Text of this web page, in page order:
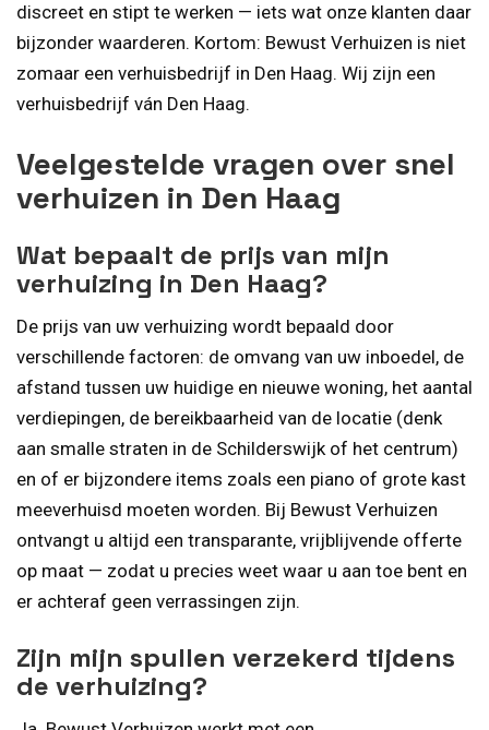
discreet en stipt te werken — iets wat onze klanten daar
bijzonder waarderen. Kortom: Bewust Verhuizen is niet
zomaar een verhuisbedrijf in Den Haag. Wij zijn een
verhuisbedrijf ván Den Haag.
Veelgestelde vragen over snel
verhuizen in Den Haag
Wat bepaalt de prijs van mijn
verhuizing in Den Haag?
De prijs van uw verhuizing wordt bepaald door
verschillende factoren: de omvang van uw inboedel, de
afstand tussen uw huidige en nieuwe woning, het aantal
verdiepingen, de bereikbaarheid van de locatie (denk
aan smalle straten in de Schilderswijk of het centrum)
en of er bijzondere items zoals een piano of grote kast
meeverhuisd moeten worden. Bij Bewust Verhuizen
ontvangt u altijd een transparante, vrijblijvende offerte
op maat — zodat u precies weet waar u aan toe bent en
er achteraf geen verrassingen zijn.
Zijn mijn spullen verzekerd tijdens
de verhuizing?